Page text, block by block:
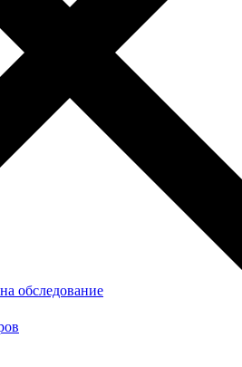
обследование